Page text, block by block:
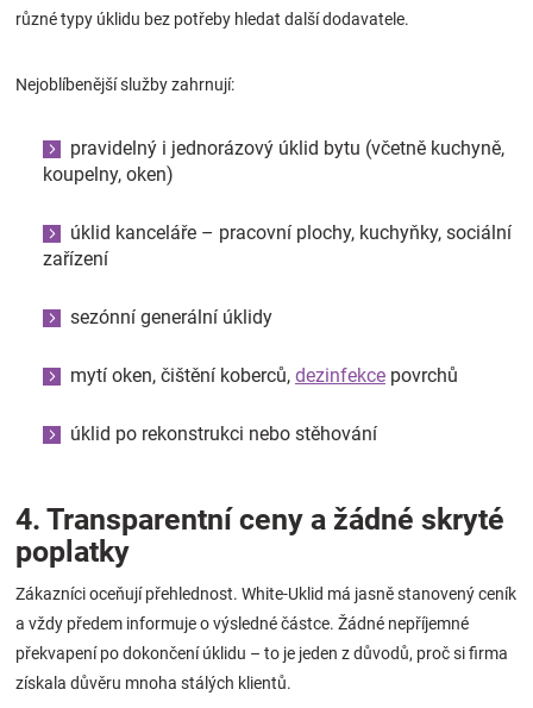
různé typy úklidu bez potřeby hledat další dodavatele.
Nejoblíbenější služby zahrnují:
pravidelný i jednorázový úklid bytu (včetně kuchyně,
koupelny, oken)
úklid kanceláře – pracovní plochy, kuchyňky, sociální
zařízení
sezónní generální úklidy
mytí oken, čištění koberců, dezinfekce povrchů
úklid po rekonstrukci nebo stěhování
4. Transparentní ceny a žádné skryté
poplatky
Zákazníci oceňují přehlednost. White-Uklid má jasně stanovený ceník
a vždy předem informuje o výsledné částce. Žádné nepříjemné
překvapení po dokončení úklidu – to je jeden z důvodů, proč si firma
získala důvěru mnoha stálých klientů.